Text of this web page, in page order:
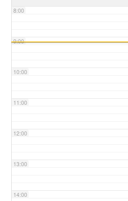
8:00
9:00
10:00
11:00
12:00
13:00
14:00